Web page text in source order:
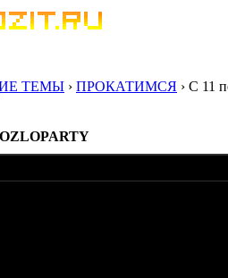
ТЕМЫ › ПРОКАТИМСЯ › С 11